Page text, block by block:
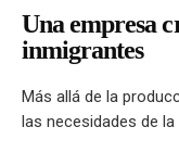
Una empresa
inmigrantes
Más allá de la
las necesidades de